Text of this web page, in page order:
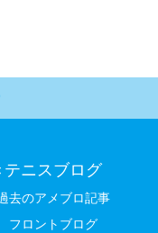
ニスブログ
去のアメブロ記事
フロントブログ